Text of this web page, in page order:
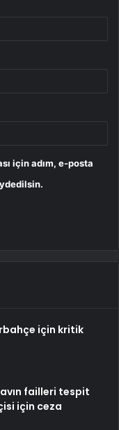
için adım, e-posta
için kritik
failleri tespit
için ceza